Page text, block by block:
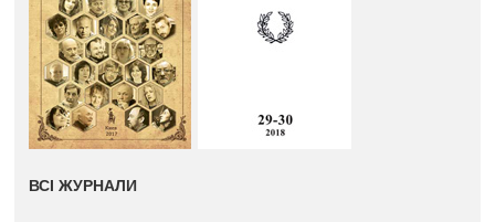
ВСІ ЖУРНАЛИ